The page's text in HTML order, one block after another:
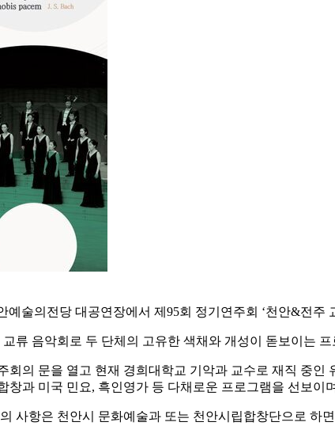
술의전당 대공연장에서 제95회 정기연주회 ‘천안&전주
류 음악회로 두 단체의 고유한 색채와 개성이 돋보이는
의 문을 열고 현재 경희대학교 기악과 교수로 재직 중
과 미국 민요, 흑인영가 등 다채로운 프로그램을 선보이
사항은 천안시 문화예술과 또는 천안시립합창단으로 하